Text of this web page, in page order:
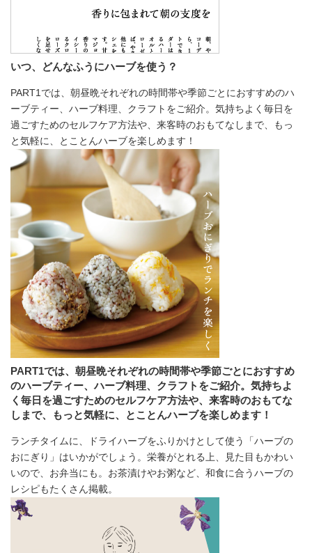
いつ、どんなふうにハーブを使う？
PART1では、朝昼晩それぞれの時間帯や季節ごとにおすすめのハ
ーブティー、ハーブ料理、クラフトをご紹介。気持ちよく毎日を
過ごすためのセルフケア方法や、来客時のおもてなしまで、もっ
と気軽に、とことんハーブを楽しめます！
PART1では、朝昼晩それぞれの時間帯や季節ごとにおすすめ
のハーブティー、ハーブ料理、クラフトをご紹介。気持ちよ
く毎日を過ごすためのセルフケア方法や、来客時のおもてな
しまで、もっと気軽に、とことんハーブを楽しめます！
ランチタイムに、ドライハーブをふりかけとして使う「ハーブの
おにぎり」はいかがでしょう。栄養がとれる上、見た目もかわい
いので、お弁当にも。お茶漬けやお粥など、和食に合うハーブの
レシピもたくさん掲載。